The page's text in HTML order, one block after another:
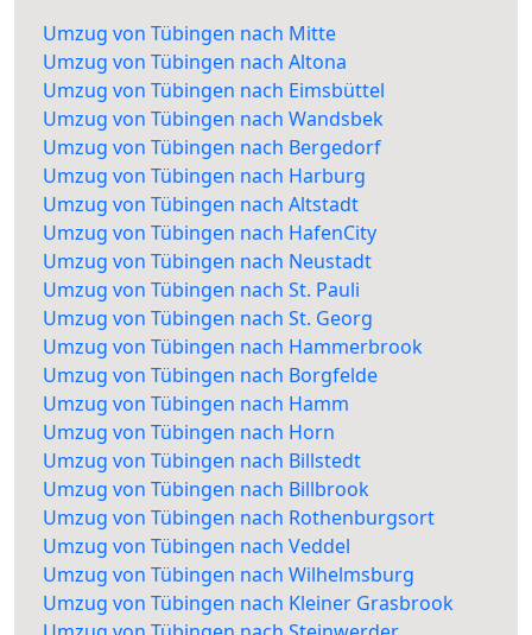
Umzug von Tübingen nach Mitte
Umzug von Tübingen nach Altona
Umzug von Tübingen nach Eimsbüttel
Umzug von Tübingen nach Wandsbek
Umzug von Tübingen nach Bergedorf
Umzug von Tübingen nach Harburg
Umzug von Tübingen nach Altstadt
Umzug von Tübingen nach HafenCity
Umzug von Tübingen nach Neustadt
Umzug von Tübingen nach St. Pauli
Umzug von Tübingen nach St. Georg
Umzug von Tübingen nach Hammerbrook
Umzug von Tübingen nach Borgfelde
Umzug von Tübingen nach Hamm
Umzug von Tübingen nach Horn
Umzug von Tübingen nach Billstedt
Umzug von Tübingen nach Billbrook
Umzug von Tübingen nach Rothenburgsort
Umzug von Tübingen nach Veddel
Umzug von Tübingen nach Wilhelmsburg
Umzug von Tübingen nach Kleiner Grasbrook